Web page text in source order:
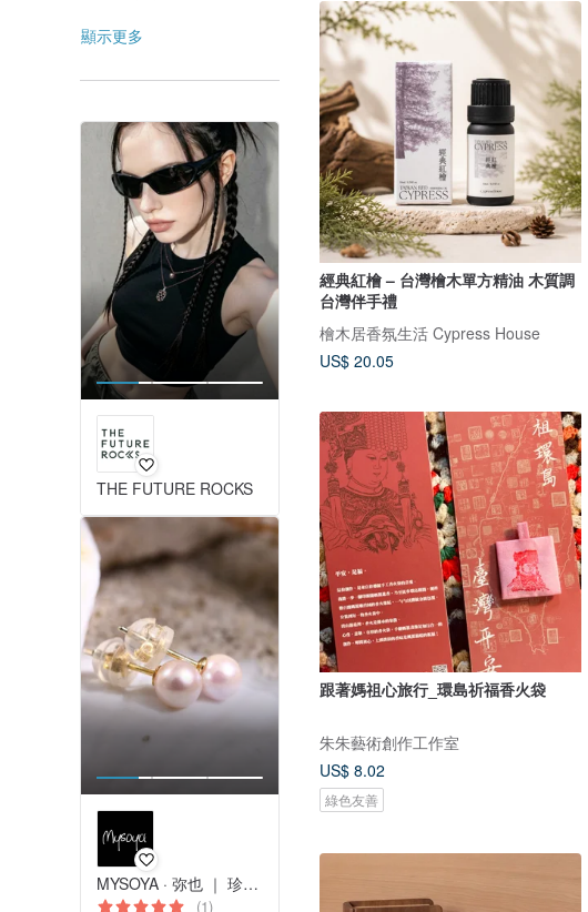
顯示更多
THE FUTURE ROCKS
MYSOYA · 弥也 ｜ 珍珠與寶石
(1)
經典紅檜 – 台灣檜木單方精油 木質調
台灣伴手禮
檜木居香氛生活 Cypress House
US$ 20.05
跟著媽祖心旅行_環島祈福香火袋
朱朱藝術創作工作室
US$ 8.02
綠色友善